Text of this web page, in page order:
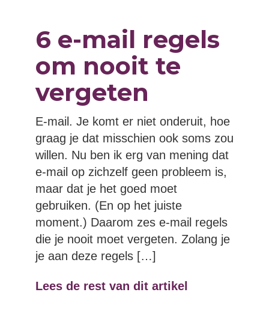
6 e-mail regels
om nooit te
vergeten
E-mail. Je komt er niet onderuit, hoe
graag je dat misschien ook soms zou
willen. Nu ben ik erg van mening dat
e-mail op zichzelf geen probleem is,
maar dat je het goed moet
gebruiken. (En op het juiste
moment.) Daarom zes e-mail regels
die je nooit moet vergeten. Zolang je
je aan deze regels […]
Lees de rest van dit artikel